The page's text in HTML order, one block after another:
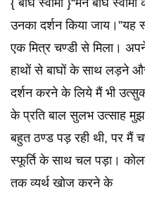
{ बाघ स्वामी }“मैंने बाघ
उनका दर्शन किया जाय।”यह
एक मित्र चण्डी से मिला।
हाथों से बाघों के साथ लड़ने
दर्शन करने के लिये मैं भी
के प्रति बाल सुलभ उत्साह
बहुत ठण्ड पड़ रही थी, पर मैं
स्फूर्ति के साथ चल पड़ा।
तक व्यर्थ खोज करने के